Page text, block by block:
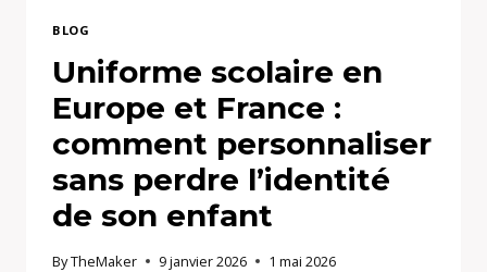
BLOG
Uniforme scolaire en
Europe et France :
comment personnaliser
sans perdre l’identité
de son enfant
ByTheMaker 9 janvier 2026 1 mai 2026